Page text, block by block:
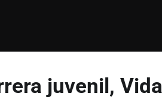
juvenil,